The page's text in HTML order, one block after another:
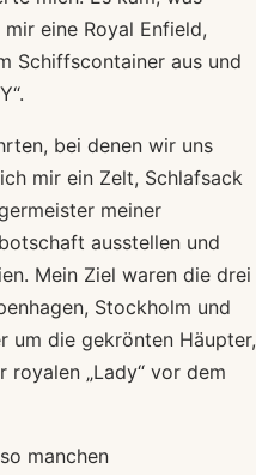
eine Royal Enfield,
Schiffscontainer aus und
bei denen wir uns
mir ein Zelt, Schlafsack
meiner
ausstellen und
Mein Ziel waren die drei
Stockholm und
um die gekrönten Häupter,
royalen „Lady“ vor dem
manchen